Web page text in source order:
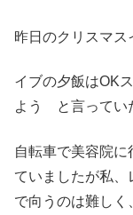
昨日のクリスマス
イブの夕飯はOK
よう と言ってい
自転車で美容院
ていましたが私
で向うのは難しく